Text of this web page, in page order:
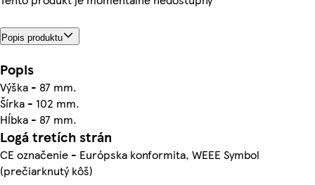
Popis produktu
Popis
Výška - 87 mm.
Šírka - 102 mm.
Hĺbka - 87 mm.
Logá tretích strán
CE označenie - Európska konformita, WEEE Symbol
(prečiarknutý kôš)